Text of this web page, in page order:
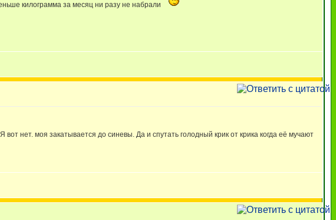
килограмма за месяц ни разу не набрали
нет. моя закатывается до синевы. Да и спутать голодный крик от крика когда её мучают